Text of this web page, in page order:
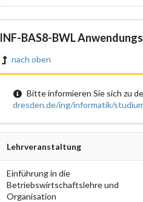
INF-BAS8-BWL
nach oben
Bitte informieren Sie sich zu
dresden.de/ing/informatik/
Lehrveranstaltung
Einführung in die
Betriebswirtschaftslehre und
Organisation